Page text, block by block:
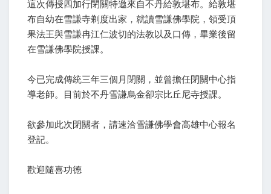
這次傳授四加行閉關特邀來自不丹給敦堪布。給敦堪
布自幼在雪謙寺剃度出家，就讀雪謙佛學院，領受頂
果法王與雪謙冉江仁波切的法教以及口傳，畢業後留
在雪謙佛學院授課。
今已完成傳統三年三個月閉關，並曾擔任閉關中心指
導老師。目前於不丹雪謙烏金卻宗比丘尼寺授課。
欲參加此次閉關者，請速洽雪謙佛學會高雄中心報名
登記。
歡迎隨喜功德